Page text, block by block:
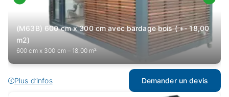
(M63B) 600 cm x 300 cm avec bardage bois ( +- 18,00
m2)
600 cm x 300 cm – 18,00 m²
Plus d’infos Demander un devis